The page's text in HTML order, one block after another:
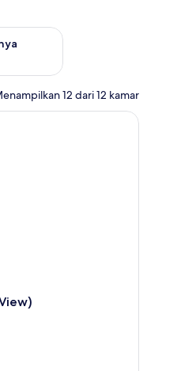
pekan berikutnya Agu 14 -
12 dari 12 kamar